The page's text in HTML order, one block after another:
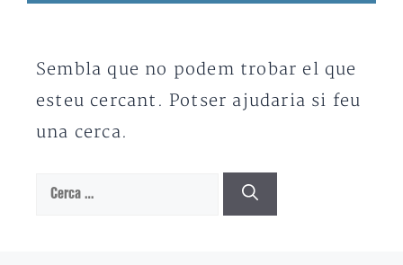
Sembla que no podem trobar el que
esteu cercant. Potser ajudaria si feu
una cerca.
Cerca: